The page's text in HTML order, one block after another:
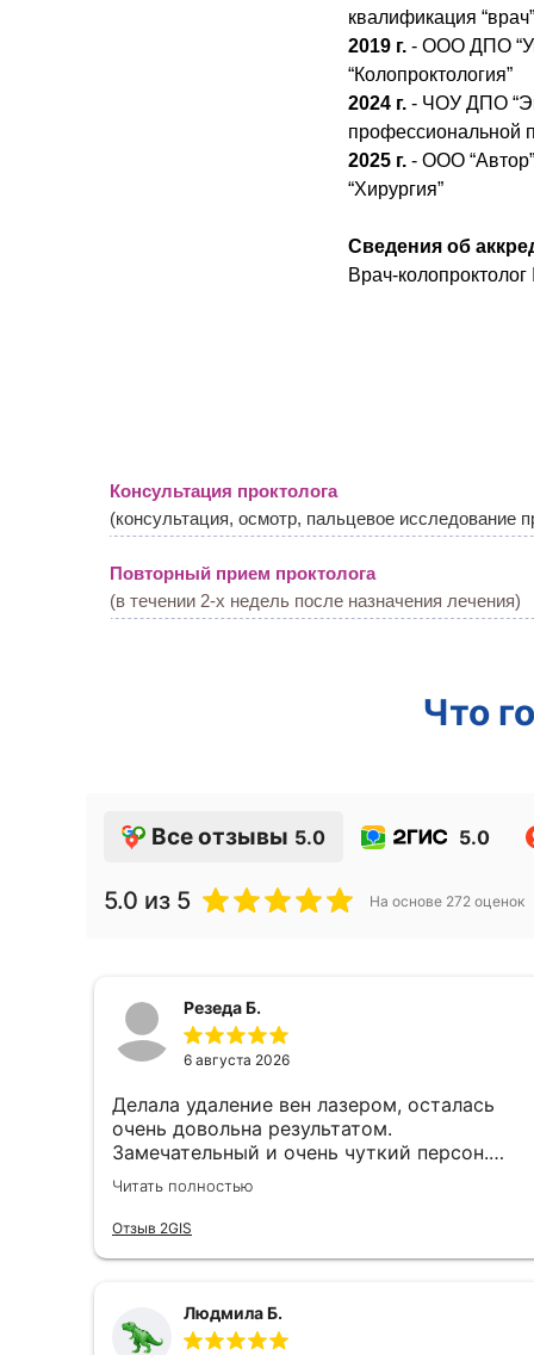
квалификация “врач”
2019 г. - ООО ДПО
“Колопроктология”
2024 г. - ЧОУ ДПО
профессиональной
2025 г. - ООО
“Хирургия”
Сведения об
Врач-
Консультация проктолога
(консультация, осмотр, пальцевое исследование
Повторный прием проктолога
(в течении 2-х недель после назначения лечения)
Что
Все отзывы 5.0 5.0
5.0 из 5 На основе 272 оценок
Резеда Б.
6 августа 2026
Делала удаление вен лазером, осталась
очень довольна результатом.
Замечательный и очень чуткий персон.
Доктор Бабаев Бегенч Атамурадович
настоящий профессионал своего дела. Все
очень подробно и доходчиво разъяснил,
Читать полностью
Отзыв 2GIS
Людмила Б.